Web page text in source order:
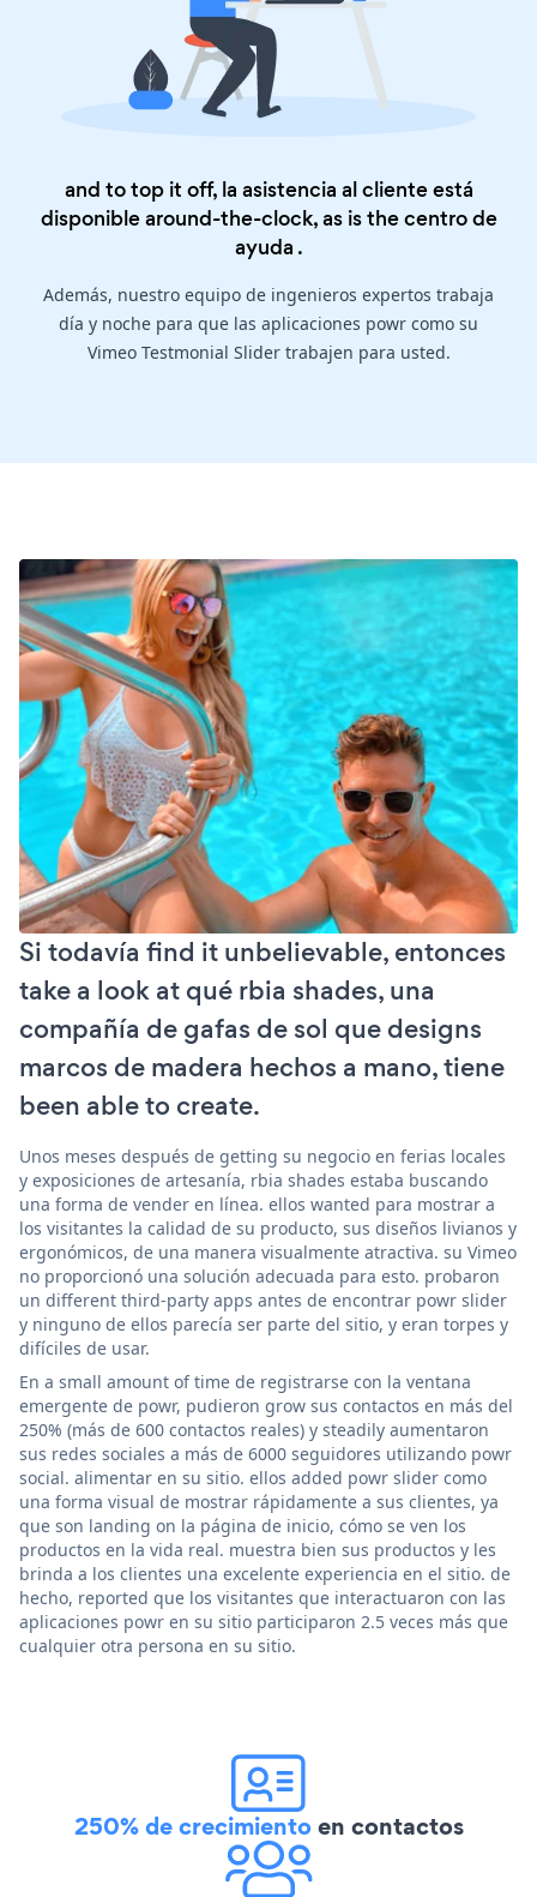
and to top it off, la asistencia al cliente está
disponible around-the-clock, as is thecentro de
ayuda .
Además, nuestro equipo de ingenieros expertos trabaja
día y noche para que las aplicaciones powr como su
Vimeo Testmonial Slider trabajen para usted.
Si todavía find it unbelievable, entonces
take a look at qué rbia shades, una
compañía de gafas de sol que designs
marcos de madera hechos a mano, tiene
been able to create.
Unos meses después de getting su negocio en ferias locales
y exposiciones de artesanía, rbia shades estaba buscando
una forma de vender en línea. ellos wanted para mostrar a
los visitantes la calidad de su producto, sus diseños livianos y
ergonómicos, de una manera visualmente atractiva. su Vimeo
no proporcionó una solución adecuada para esto. probaron
un different third-party apps antes de encontrar powr slider
y ninguno de ellos parecía ser parte del sitio, y eran torpes y
difíciles de usar.
En a small amount of time de registrarse con la ventana
emergente de powr, pudieron grow sus contactos en más del
250% (más de 600 contactos reales) y steadily aumentaron
sus redes sociales a más de 6000 seguidores utilizando powr
social. alimentar en su sitio. ellos added powr slider como
una forma visual de mostrar rápidamente a sus clientes, ya
que son landing on la página de inicio, cómo se ven los
productos en la vida real. muestra bien sus productos y les
brinda a los clientes una excelente experiencia en el sitio. de
hecho, reported que los visitantes que interactuaron con las
aplicaciones powr en su sitio participaron 2.5 veces más que
cualquier otra persona en su sitio.
250% de crecimientoen contactos